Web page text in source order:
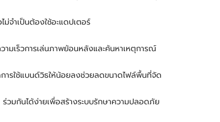
จำเป็นต้องใช้อะแดปเตอร์
เร็วการเล่นภาพย้อนหลังและค้นหาเหตุการณ์
รใช้แบนด์วิธให้น้อยลงช่วยลดขนาดไฟล์พื้นที่จัด
มกันได้ง่ายเพื่อสร้างระบบรักษาความปลอดภัย